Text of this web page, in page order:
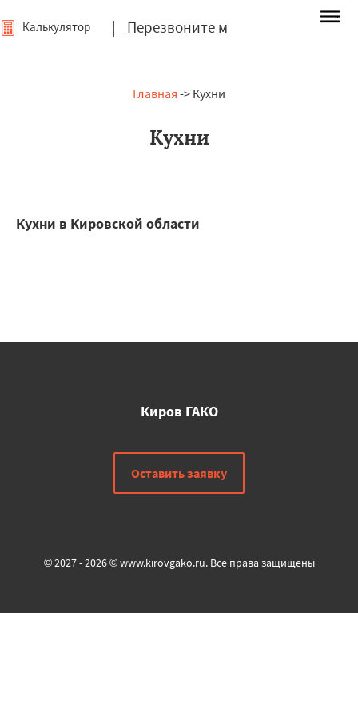
| Перезвоните мне
Калькулятор
Главная -> Кухни
Кухни
Кухни в Кировской области
Киров ГАКО
Оставить заявку
© 2027 - 2026 © www.kirovgako.ru. Все права защищены